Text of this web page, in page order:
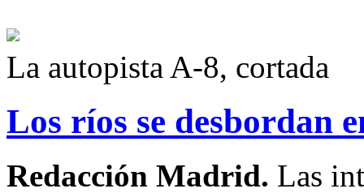
La autopista A-8, cortada
Los ríos se desbordan
Redacción Madrid. Las